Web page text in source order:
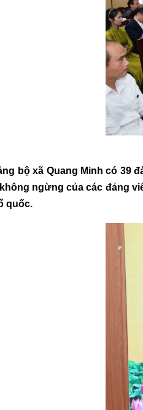
bộ xã Quang Minh có
ngừng của các đảng
quốc.